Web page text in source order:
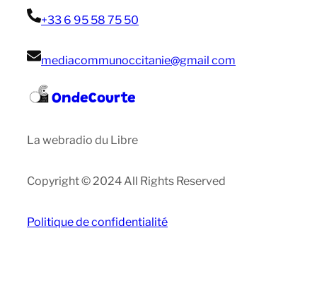
+33 6 95 58 75 50
mediacommunoccitanie@gmail com
OndeCourte
La webradio du Libre
Copyright © 2024 All Rights Reserved
Politique de confidentialité